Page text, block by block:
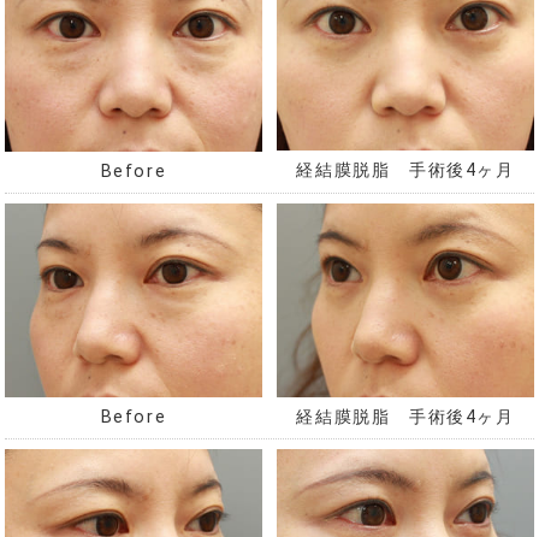
Before 経結膜脱脂 手術後4ヶ月
Before 経結膜脱脂 手術後4ヶ月